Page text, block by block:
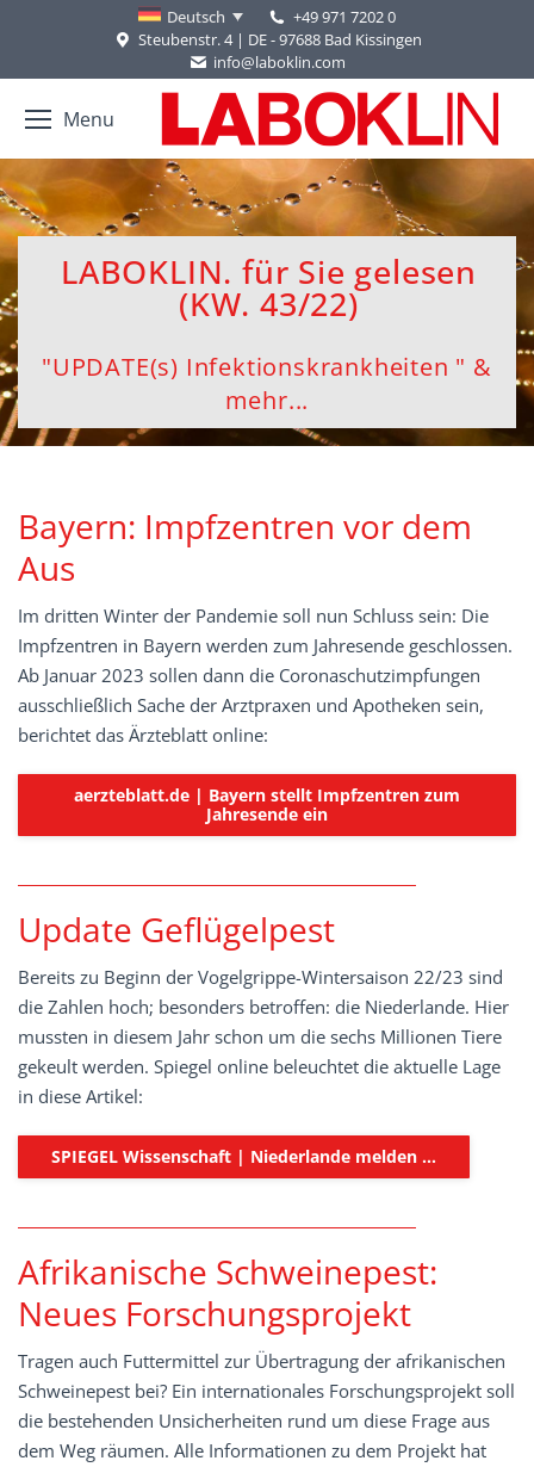
Deutsch
+49 971 7202 0
Steubenstr. 4 | DE - 97688 Bad Kissingen
info@laboklin.com
Menu
LABOKLIN. für Sie gelesen
(KW. 43/22)
"UPDATE(s) Infektionskrankheiten " &
mehr...
Bayern: Impfzentren vor dem
Aus
Im dritten Winter der Pandemie soll nun Schluss sein: Die
Impfzentren in Bayern werden zum Jahresende geschlossen.
Ab Januar 2023 sollen dann die Coronaschutzimpfungen
ausschließlich Sache der Arztpraxen und Apotheken sein,
berichtet das Ärzteblatt online:
aerzteblatt.de | Bayern stellt Impfzentren zum
Jahresende ein
Update Geflügelpest
Bereits zu Beginn der Vogelgrippe-Wintersaison 22/23 sind
die Zahlen hoch; besonders betroffen: die Niederlande. Hier
mussten in diesem Jahr schon um die sechs Millionen Tiere
gekeult werden. Spiegel online beleuchtet die aktuelle Lage
in diese Artikel:
SPIEGEL Wissenschaft | Niederlande melden …
Afrikanische Schweinepest:
Neues Forschungsprojekt
Tragen auch Futtermittel zur Übertragung der afrikanischen
Schweinepest bei? Ein internationales Forschungsprojekt soll
die bestehenden Unsicherheiten rund um diese Frage aus
dem Weg räumen. Alle Informationen zu dem Projekt hat